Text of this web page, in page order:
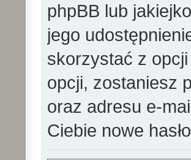
phpBB lub
jego
skorzystać z opcji
opcji, zostaniesz
oraz adresu e-
Ciebie nowe